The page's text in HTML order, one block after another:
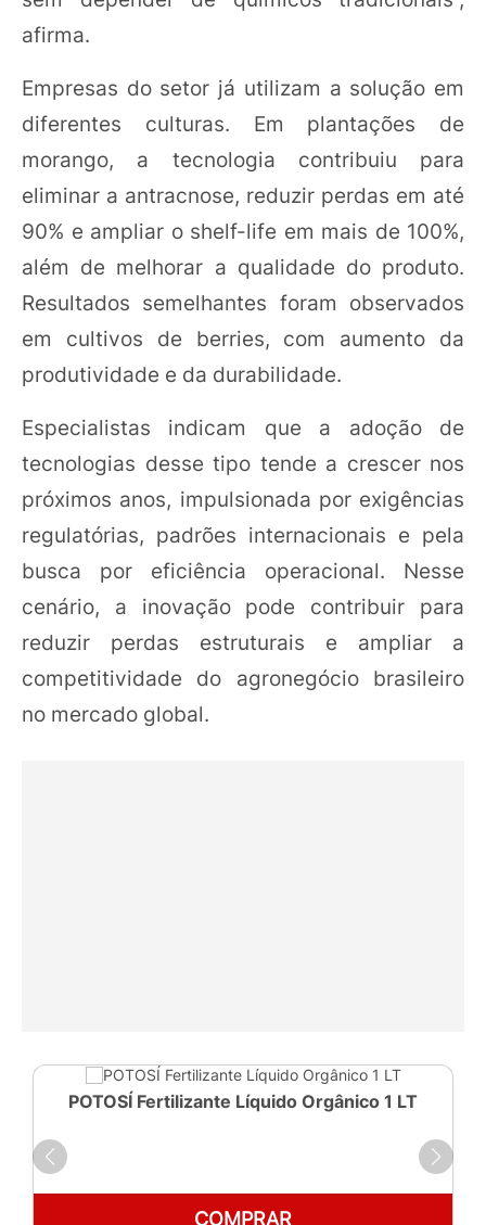
afirma.
Empresas do setor já utilizam a solução em
diferentes culturas. Em plantações de
morango, a tecnologia contribuiu para
eliminar a antracnose, reduzir perdas em até
90% e ampliar o shelf-life em mais de 100%,
além de melhorar a qualidade do produto.
Resultados semelhantes foram observados
em cultivos de berries, com aumento da
produtividade e da durabilidade.
Especialistas indicam que a adoção de
tecnologias desse tipo tende a crescer nos
próximos anos, impulsionada por exigências
regulatórias, padrões internacionais e pela
busca por eficiência operacional. Nesse
cenário, a inovação pode contribuir para
reduzir perdas estruturais e ampliar a
competitividade do agronegócio brasileiro
no mercado global.
POTOSÍ Fertilizante Líquido Orgânico 1 LT
COMPRAR